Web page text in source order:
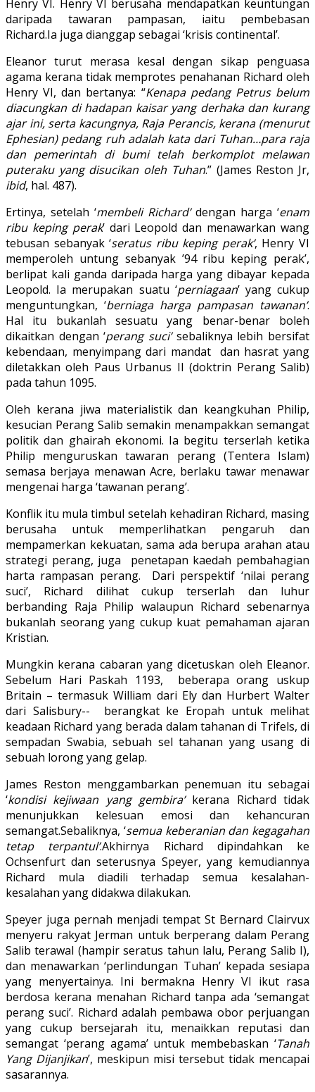
Henry VI. Henry VI berusaha mendapatkan keuntungan
daripada tawaran pampasan, iaitu pembebasan
Richard.Ia juga dianggap sebagai ‘krisis continental’.
Eleanor turut merasa kesal dengan sikap penguasa
agama kerana tidak memprotes penahanan Richard oleh
Henry VI, dan bertanya: “Kenapa pedang Petrus belum
diacungkan di hadapan kaisar yang derhaka dan kurang
ajar ini, serta kacungnya, Raja Perancis, kerana (menurut
Ephesian) pedang ruh adalah kata dari Tuhan…para raja
dan pemerintah di bumi telah berkomplot melawan
puteraku yang disucikan oleh Tuhan.” (James Reston Jr,
ibid, hal. 487).
Ertinya, setelah ‘membeli Richard’dengan harga ‘enam
ribu keping perak’ dari Leopold dan menawarkan wang
tebusan sebanyak ‘seratus ribu keping perak’, Henry VI
memperoleh untung sebanyak ’94 ribu keping perak’,
berlipat kali ganda daripada harga yang dibayar kepada
Leopold. Ia merupakan suatu ‘perniagaan’ yang cukup
menguntungkan, ‘berniaga harga pampasan tawanan’.
Hal itu bukanlah sesuatu yang benar-benar boleh
dikaitkan dengan ‘perang suci’sebaliknya lebih bersifat
kebendaan, menyimpang dari mandat dan hasrat yang
diletakkan oleh Paus Urbanus II (doktrin Perang Salib)
pada tahun 1095.
Oleh kerana jiwa materialistik dan keangkuhan Philip,
kesucian Perang Salib semakin menampakkan semangat
politik dan ghairah ekonomi. Ia begitu terserlah ketika
Philip menguruskan tawaran perang (Tentera Islam)
semasa berjaya menawan Acre, berlaku tawar menawar
mengenai harga ‘tawanan perang’.
Konflik itu mula timbul setelah kehadiran Richard, masing
berusaha untuk memperlihatkan pengaruh dan
mempamerkan kekuatan, sama ada berupa arahan atau
strategi perang, juga penetapan kaedah pembahagian
harta rampasan perang. Dari perspektif ‘nilai perang
suci’, Richard dilihat cukup terserlah dan luhur
berbanding Raja Philip walaupun Richard sebenarnya
bukanlah seorang yang cukup kuat pemahaman ajaran
Kristian.
Mungkin kerana cabaran yang dicetuskan oleh Eleanor.
Sebelum Hari Paskah 1193, beberapa orang uskup
Britain – termasuk William dari Ely dan Hurbert Walter
dari Salisbury-- berangkat ke Eropah untuk melihat
keadaan Richard yang berada dalam tahanan di Trifels, di
sempadan Swabia, sebuah sel tahanan yang usang di
sebuah lorong yang gelap.
James Reston menggambarkan penemuan itu sebagai
‘kondisi kejiwaan yang gembira’kerana Richard tidak
menunjukkan kelesuan emosi dan kehancuran
semangat.Sebaliknya, ‘semua keberanian dan kegagahan
tetap terpantul’.Akhirnya Richard dipindahkan ke
Ochsenfurt dan seterusnya Speyer, yang kemudiannya
Richard mula diadili terhadap semua kesalahan-
kesalahan yang didakwa dilakukan.
Speyer juga pernah menjadi tempat St Bernard Clairvux
menyeru rakyat Jerman untuk berperang dalam Perang
Salib terawal (hampir seratus tahun lalu, Perang Salib I),
dan menawarkan ‘perlindungan Tuhan’ kepada sesiapa
yang menyertainya. Ini bermakna Henry VI ikut rasa
berdosa kerana menahan Richard tanpa ada ‘semangat
perang suci’. Richard adalah pembawa obor perjuangan
yang cukup bersejarah itu, menaikkan reputasi dan
semangat ‘perang agama’ untuk membebaskan ‘Tanah
Yang Dijanjikan’, meskipun misi tersebut tidak mencapai
sasarannya.